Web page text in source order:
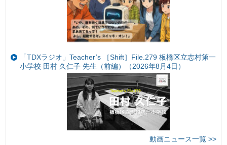
「TDXラジオ」Teacher’s ［Shift］File.279 板橋区立志村第一
小学校 田村 久仁子 先生（前編）（2026年8月4日）
動画ニュース一覧 >>